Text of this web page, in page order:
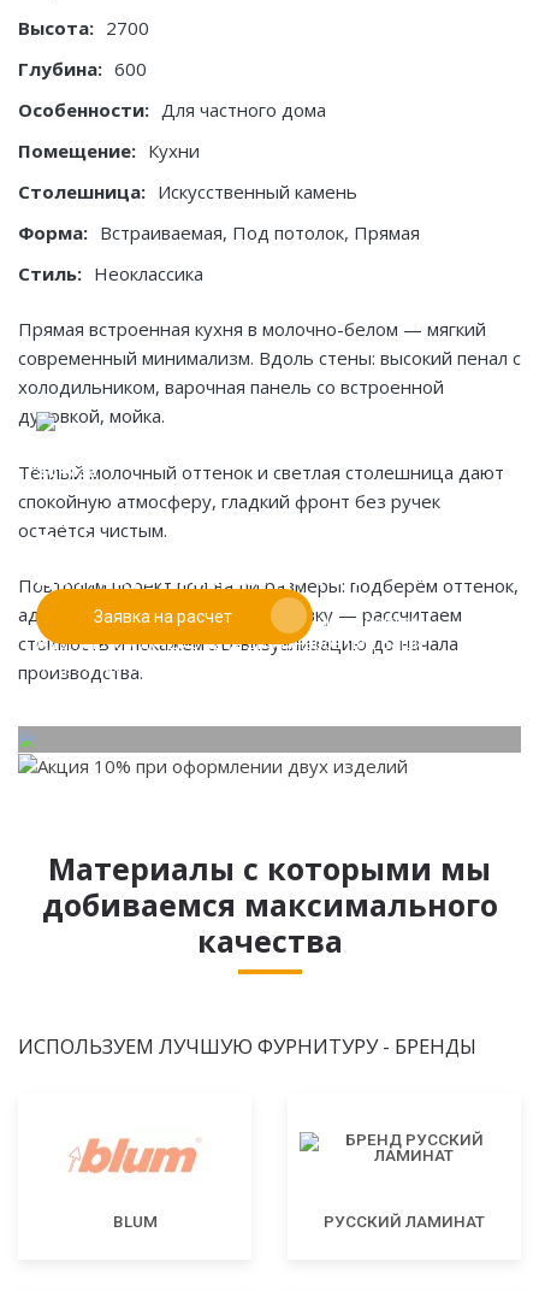
Высота: 2700
Глубина: 600
Особенности: Для частного дома
Помещение: Кухни
Столешница: Искусственный камень
Форма: Встраиваемая, Под потолок, Прямая
Стиль: Неоклассика
Прямая встроенная кухня в молочно-белом — мягкий
современный минимализм. Вдоль стены: высокий пенал с
холодильником, варочная панель со встроенной
духовкой, мойка.
Тёплый молочный оттенок и светлая столешница дают
спокойную атмосферу, гладкий фронт без ручек
остаётся чистым.
Повторим проект под ваши размеры: подберём оттенок,
адаптируем длину. Оставьте заявку — рассчитаем
стоимость и покажем 3D-визуализацию до начала
производства.
Если у вас есть эскиз то вы можете отправить его
Заявка на расчет
При заказе от двух изделий
действует скидка до 10%
Работаем только по индивидуальным проектам.
Адаптируем лучшие идеи дизайнеров под Ваши
потребности.
Материалы с которыми мы
добиваемся максимального
качества
ИСПОЛЬЗУЕМ ЛУЧШУЮ ФУРНИТУРУ - БРЕНДЫ
BLUM РУССКИЙ ЛАМИНАТ